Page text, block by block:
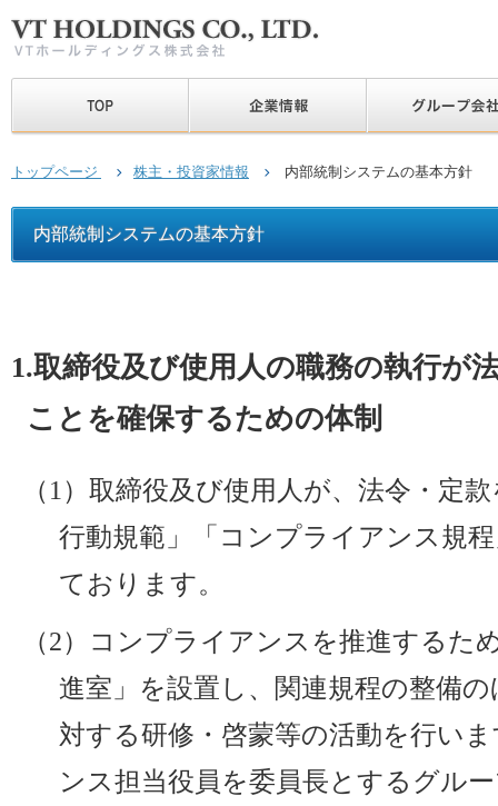
トップページ 株主・投資家情報 内部統制システムの基本方針
内部統制システムの基本方針
1.取締役及び使用人の職務の執行が
ことを確保するための体制
（1）取締役及び使用人が、法令・定
行動規範」「コンプライアンス規
ております。
（2）コンプライアンスを推進するた
進室」を設置し、関連規程の整備
対する研修・啓蒙等の活動を行い
ンス担当役員を委員長とするグル